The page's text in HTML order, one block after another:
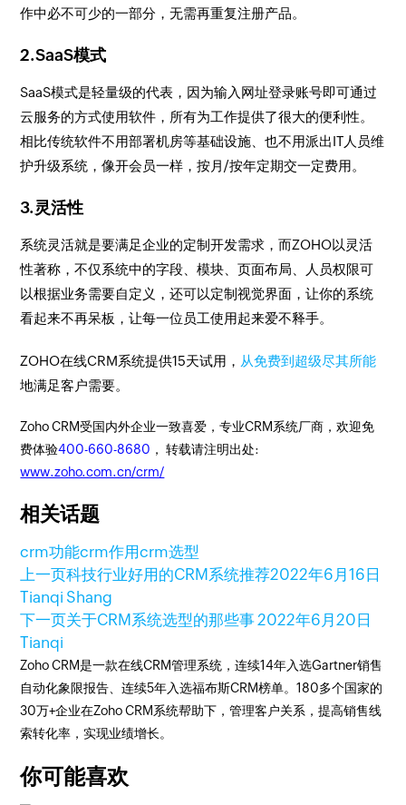
作中必不可少的一部分，无需再重复注册产品。
2.SaaS模式
SaaS模式是轻量级的代表，因为输入网址登录账号即可通过
云服务的方式使用软件，所有为工作提供了很大的便利性。
相比传统软件不用部署机房等基础设施、也不用派出IT人员维
护升级系统，像开会员一样，按月/按年定期交一定费用。
3.灵活性
系统灵活就是要满足企业的定制开发需求，而ZOHO以灵活
性著称，不仅系统中的字段、模块、页面布局、人员权限可
以根据业务需要自定义，还可以定制视觉界面，让你的系统
看起来不再呆板，让每一位员工使用起来爱不释手。
ZOHO在线CRM系统提供15天试用， 从免费到超级尽其所能
地满足客户需要。
Zoho CRM受国内外企业一致喜爱，专业CRM系统厂商，欢迎免
费体验400-660-8680 ， 转载请注明出处:
www.zoho.com.cn/crm/
相关话题
crm功能crm作用crm选型
上一页科技行业好用的CRM系统推荐2022年6月16日
Tianqi Shang
下一页关于CRM系统选型的那些事2022年6月20日
Tianqi
Zoho CRM是一款在线CRM管理系统，连续14年入选Gartner销售
自动化象限报告、连续5年入选福布斯CRM榜单。180多个国家的
30万+企业在Zoho CRM系统帮助下，管理客户关系，提高销售线
索转化率，实现业绩增长。
你可能喜欢